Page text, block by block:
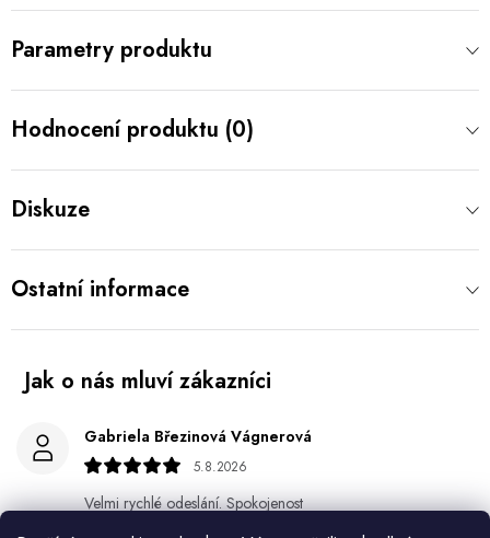
Parametry produktu
Hodnocení produktu (0)
Diskuze
Ostatní informace
Gabriela Březinová Vágnerová
5.8.2026
Velmi rychlé odeslání. Spokojenost